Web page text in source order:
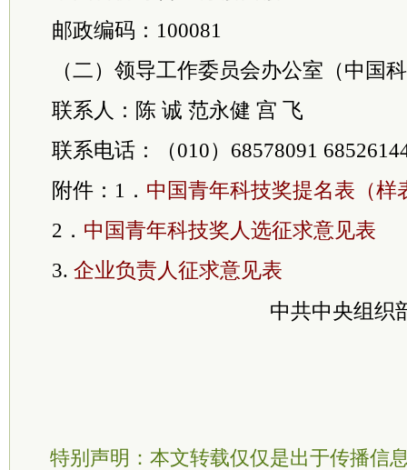
邮政编码：100081
（二）领导工作委员会办公室（中国
联系人：陈 诚 范永健 宫 飞
联系电话：（010）68578091
附件：1． 中国青年科技奖提名表（样
2． 中国青年科技奖人选征求意见表
3. 企业负责人征求意见表
中共中央组织
特别声明：本文转载仅仅是出于传播信